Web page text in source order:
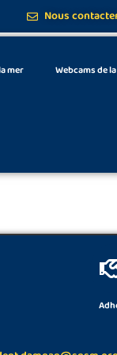
Nous
mer Webcams de